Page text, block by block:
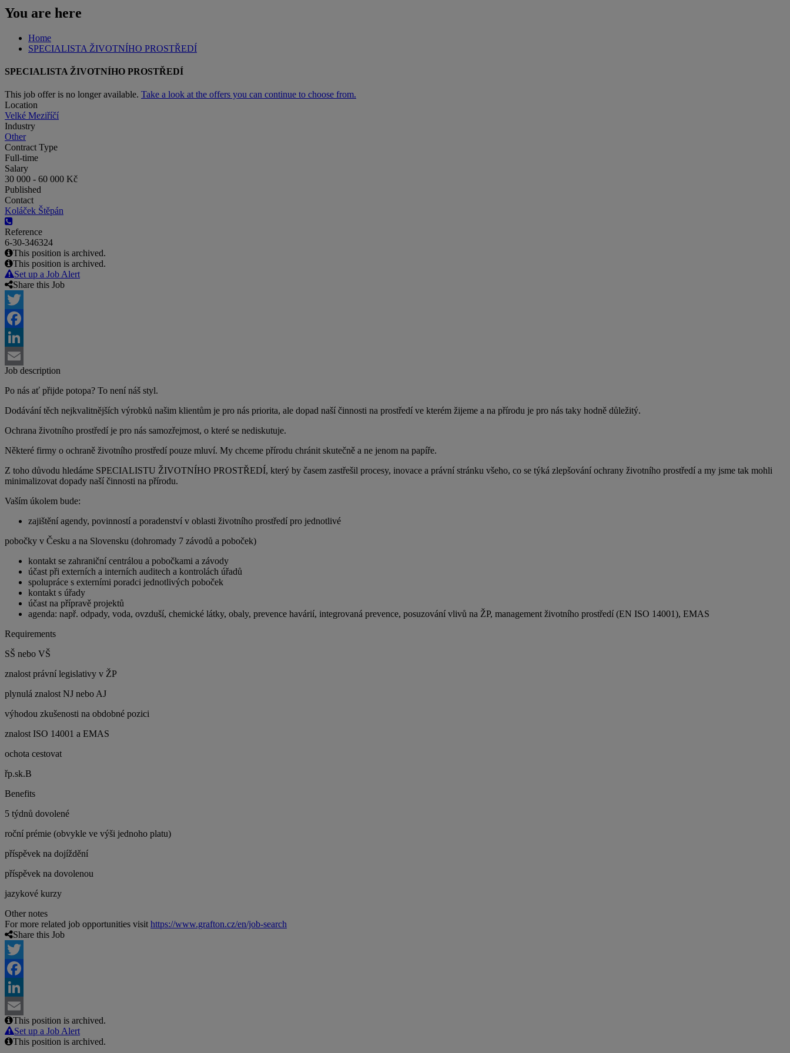
You are here
Home
SPECIALISTA ŽIVOTNÍHO PROSTŘEDÍ
SPECIALISTA ŽIVOTNÍHO PROSTŘEDÍ
This job offer is no longer available. Take a look at the offers you can continue to choose from.
Location
Velké Meziříčí
Industry
Other
Contract Type
Full-time
Salary
30 000 - 60 000 Kč
Published
Contact
Koláček Štěpán
Reference
6-30-346324
This position is archived.
This position is archived.
Set up a Job Alert
Share this Job
Twitter
Facebook
LinkedIn
Email
Job description
Po nás ať přijde potopa? To není náš styl.
Dodávání těch nejkvalitnějších výrobků našim klientům je pro nás priorita, ale dopad naší činnosti na prostředí ve kterém žijeme a na přírodu je pro nás taky hodně důležitý.
Ochrana životního prostředí je pro nás samozřejmost, o které se nediskutuje.
Některé firmy o ochraně životního prostředí pouze mluví. My chceme přírodu chránit skutečně a ne jenom na papíře.
Z toho důvodu hledáme SPECIALISTU ŽIVOTNÍHO PROSTŘEDÍ, který by časem zastřešil procesy, inovace a právní stránku všeho, co se týká zlepšování ochrany životního prostředí a my jsme tak mohli
minimalizovat dopady naší činnosti na přírodu.
Vaším úkolem bude:
zajištění agendy, povinností a poradenství v oblasti životního prostředí pro jednotlivé
pobočky v Česku a na Slovensku (dohromady 7 závodů a poboček)
kontakt se zahraniční centrálou a pobočkami a závody
účast při externích a interních auditech a kontrolách úřadů
spolupráce s externími poradci jednotlivých poboček
kontakt s úřady
účast na přípravě projektů
agenda: např. odpady, voda, ovzduší, chemické látky, obaly, prevence havárií, integrovaná prevence, posuzování vlivů na ŽP, management životního prostředí (EN ISO 14001), EMAS
Requirements
SŠ nebo VŠ
znalost právní legislativy v ŽP
plynulá znalost NJ nebo AJ
výhodou zkušenosti na obdobné pozici
znalost ISO 14001 a EMAS
ochota cestovat
řp.sk.B
Benefits
5 týdnů dovolené
roční prémie (obvykle ve výši jednoho platu)
příspěvek na dojíždění
příspěvek na dovolenou
jazykové kurzy
Other notes
For more related job opportunities visit https://www.grafton.cz/en/job-search
Share this Job
Twitter
Facebook
LinkedIn
Email
This position is archived.
Set up a Job Alert
This position is archived.